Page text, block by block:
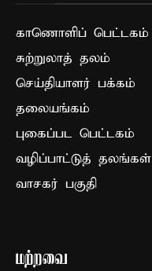
காணொளிப் பெட்டகம்
சுற்றுலாத் தலம்
செய்தியாளர் பக்கம்
தலையங்கம்
புகைப்பட பெட்டகம்
வழிப்பாட்டுத் தலங்கள்
வாசகர் பகுதி
மற்றவை